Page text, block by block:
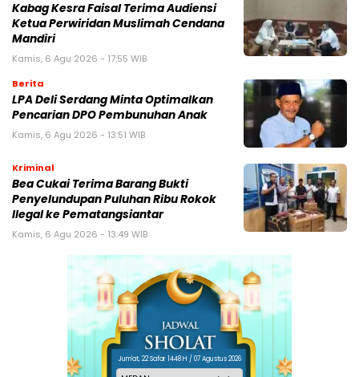
Kabag Kesra Faisal Terima Audiensi
Ketua Perwiridan Muslimah Cendana
Mandiri
Kamis, 6 Agu 2026 - 17:55 WIB
Berita
LPA Deli Serdang Minta Optimalkan
Pencarian DPO Pembunuhan Anak
Kamis, 6 Agu 2026 - 13:51 WIB
Kriminal
Bea Cukai Terima Barang Bukti
Penyelundupan Puluhan Ribu Rokok
Ilegal ke Pematangsiantar
Kamis, 6 Agu 2026 - 13:49 WIB
Jum'at, 22 Safar 1448 H / 07 Agustus 2026